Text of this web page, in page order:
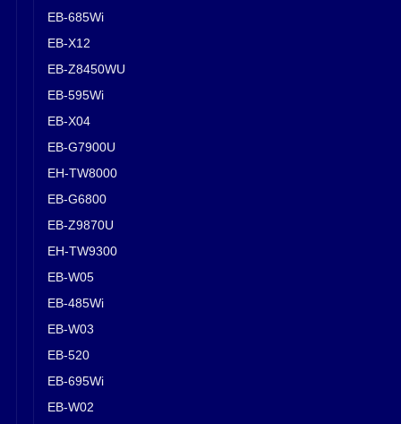
EB-685Wi
EB-X12
EB-Z8450WU
EB-595Wi
EB-X04
EB-G7900U
EH-TW8000
EB-G6800
EB-Z9870U
EH-TW9300
EB-W05
EB-485Wi
EB-W03
EB-520
EB-695Wi
EB-W02